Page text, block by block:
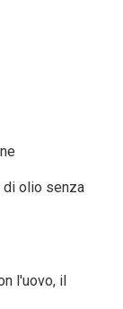
di olio senza
l'uovo, il